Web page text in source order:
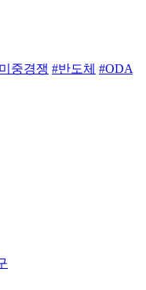
중경쟁 #반도체 #ODA